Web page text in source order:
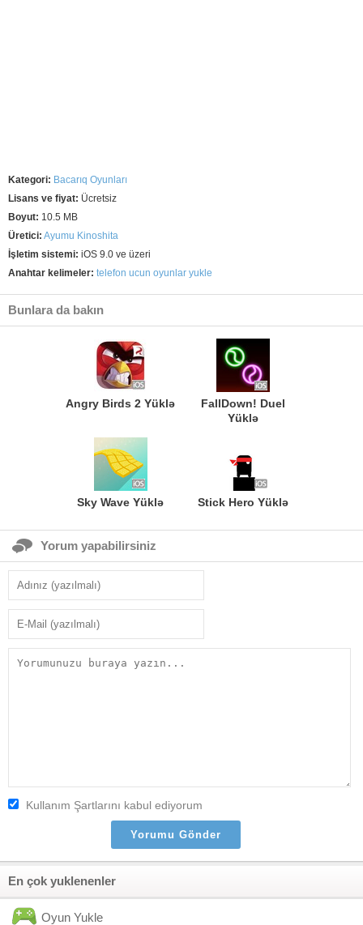
Kategori: Bacarıq Oyunları
Lisans ve fiyat: Ücretsiz
Boyut: 10.5 MB
Üretici: Ayumu Kinoshita
İşletim sistemi: iOS 9.0 ve üzeri
Anahtar kelimeler: telefon ucun oyunlar yukle
Bunlara da bakın
Angry Birds 2 Yüklə
FallDown! Duel
Yüklə
Sky Wave Yüklə Stick Hero Yüklə
Yorum yapabilirsiniz
Kullanım Şartlarını kabul ediyorum
En çok yuklenenler
Oyun Yukle